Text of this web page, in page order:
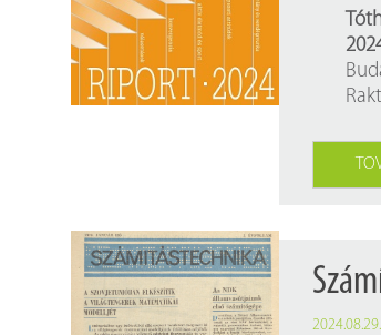
Findura Imre-díszoklevéllel
Galéria
Pályázatok
Online katalógus
2024.08.29.